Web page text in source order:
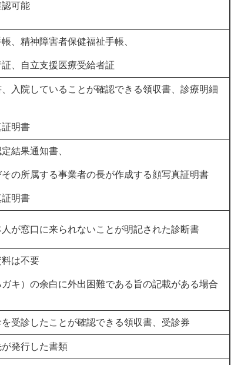
可能
、精神障害者保健福祉手帳、
、自立支援医療受給者証
入院していることが確認できる領収書、診療明細
明書
結果通知書、
の所属する事業者の長が作成する顔写真証明書
明書
が窓口に来られないことが明記された診断書
は不要
キ）の余白に外出困難である旨の記載がある場合
受診したことが確認できる領収書、受診券
発行した書類